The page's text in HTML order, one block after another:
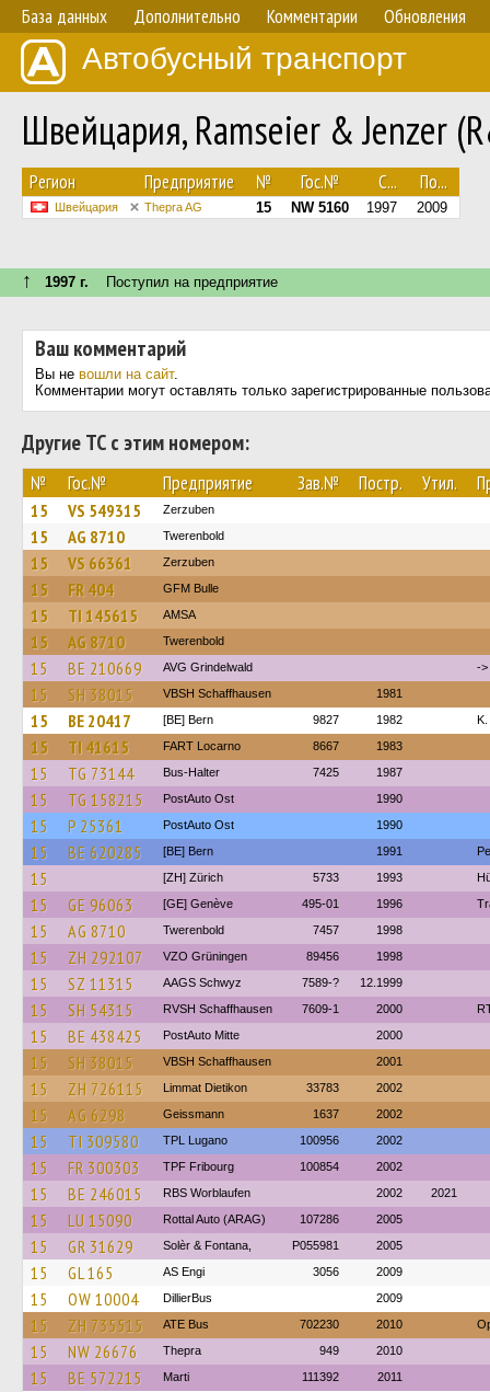
База данных Дополнительно Комментарии Обновления
Автобусный транспорт
Швейцария, Ramseier & Jenzer
Регион Предприятие № Гос.№ С... По...
Швейцария Thepra AG 15 NW 5160 1997 2009
↑ 1997 г. Поступил на предприятие
Ваш комментарий
Вы не вошли на сайт.
Комментарии могут оставлять только зарегистрированные
Другие ТС с этим номером:
№ Гос.№ Предприятие Зав.№ Постр. Утил.
15 VS 549315 Zerzuben
15 AG 8710 Twerenbold
15 VS 66361 Zerzuben
15 FR 404 GFM Bulle
15 TI 145615 AMSA
15 AG 8710 Twerenbold
15 BE 210669 AVG Grindelwald ->
15 SH 38015 VBSH Schaffhausen 1981
15 BE 20417 [BE] Bern 9827 1982
15 TI 41615 FART Locarno 8667 1983
15 TG 73144 Bus-Halter 7425 1987
15 TG 158215 PostAuto Ost 1990
15 P 25361 PostAuto Ost 1990
15 BE 620285 [BE] Bern 1991
15 [ZH] Zürich 5733 1993
15 GE 96063 [GE] Genève 495-01 1996
15 AG 8710 Twerenbold 7457 1998
15 ZH 292107 VZO Grüningen 89456 1998
15 SZ 11315 AAGS Schwyz 7589-? 12.1999
15 SH 54315 RVSH Schaffhausen 7609-1 2000
15 BE 438425 PostAuto Mitte 2000
15 SH 38015 VBSH Schaffhausen 2001
15 ZH 726115 Limmat Dietikon 33783 2002
15 AG 6298 Geissmann 1637 2002
15 TI 309580 TPL Lugano 100956 2002
15 FR 300303 TPF Fribourg 100854 2002
15 BE 246015 RBS Worblaufen 2002 2021
15 LU 15090 Rottal Auto (ARAG) 107286 2005
15 GR 31629 Solèr & Fontana, P055981 2005
15 GL 165 AS Engi 3056 2009
15 OW 10004 DillierBus 2009
15 ZH 735515 ATE Bus 702230 2010
15 NW 26676 Thepra 949 2010
15 BE 572215 Marti 111392 2011